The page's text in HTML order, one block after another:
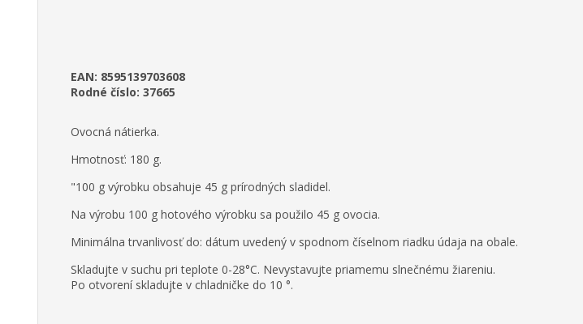
EAN: 8595139703608
Rodné číslo: 37665
Ovocná nátierka.
Hmotnosť: 180 g.
"100 g výrobku obsahuje 45 g prírodných sladidel.
Na výrobu 100 g hotového výrobku sa použilo 45 g ovocia.
Minimálna trvanlivosť do: dátum uvedený v spodnom číselnom riadku údaja na obale.
Skladujte v suchu pri teplote 0-28°C. Nevystavujte priamemu slnečnému žiareniu.
Po otvorení skladujte v chladničke do 10 °.